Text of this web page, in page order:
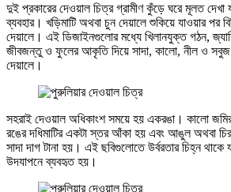
দুই প্রকারের দেওয়াল চিত্র গ্রামীণ কুঁড়ে ঘরে মূলত দেখা
ব্যবহার। খড়িমাটি অথবা চুন দেয়ালে শুকিয়ে যাওয়ার পর
দেয়ালে। এই ডিজাইনগুলোর মধ্যে খিলানযুক্ত গঠন,
জীবজন্তু ও ফুলের আকৃতি দিয়ে সাদা, কালো, নীল ও
দেয়ালে।
সহরাই দেওয়াল অধিকাংশ সময়ে হয় একরঙা। কালো
রঙের দধিমাটির একটা স্তর আঁকা হয় এবং আঙুল অথবা
সাদা দাগ টানা হয়। এই ছবিগুলোতে উর্বরতার চিহ্ন থাকে
উদযাপনে ব্যবহৃত হয়।